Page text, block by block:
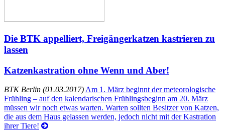
Die BTK appelliert, Freigängerkatzen kastrieren zu
lassen
Katzenkastration ohne Wenn und Aber!
BTK Berlin (01.03.2017) Am 1. März beginnt der meteorologische
Frühling – auf den kalendarischen Frühlingsbeginn am 20. März
müssen wir noch etwas warten. Warten sollten Besitzer von Katzen,
die aus dem Haus gelassen werden, jedoch nicht mit der Kastration
ihrer Tiere!